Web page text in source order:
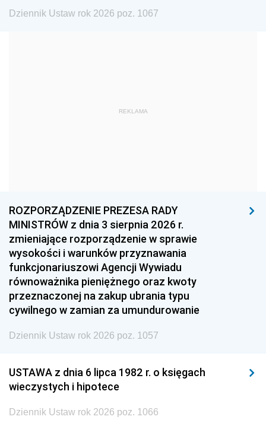
1984 1983
1957 1956
1954 1953
1951 1950
1948 1947
1945 1944 1939
1938 1937 1936
1935 1934
1929 1928 1927
Dziennik Ustaw rok 2026 poz. 1067
REKLAMA
ROZPORZĄDZENIE PREZESA RADY
MINISTRÓW z dnia 3 sierpnia 2026 r.
zmieniające rozporządzenie w sprawie
wysokości i warunków przyznawania
funkcjonariuszowi Agencji Wywiadu
równoważnika pieniężnego oraz kwoty
przeznaczonej na zakup ubrania typu
cywilnego w zamian za umundurowanie
Dziennik Ustaw rok 2026 poz. 1057
USTAWA z dnia 6 lipca 1982 r. o księgach
wieczystych i hipotece
Dziennik Ustaw rok 2026 poz. 1066